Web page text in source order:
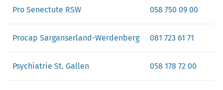
Pro Senectute RSW 058 750 09 00
Procap Sarganserland-Werdenberg 081 723 61 71
Psychiatrie St. Gallen 058 178 72 00